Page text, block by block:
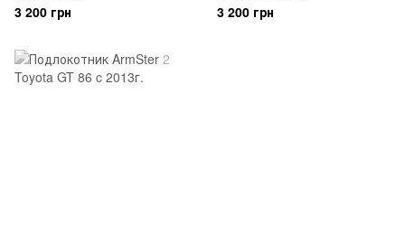
3 200 грн 3 200 грн